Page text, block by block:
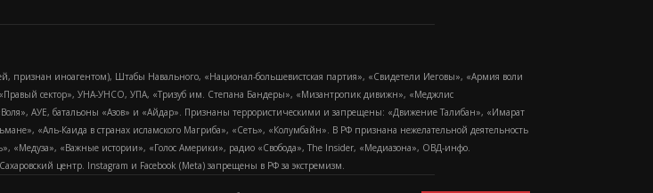
признан иноагентом), Штабы Навального, «Национал-большевистская партия», «Свидетели Иеговы», «Армия воли
сектор», УНА-УНСО, УПА, «Тризуб им. Степана Бандеры», «Мизантропик дивижн», «Меджлис
АУЕ, батальоны «Азов» и «Айдар». Признаны террористическими и запрещены: «Движение Талибан», «Имарат
«Аль-Каида в странах исламского Магриба», «Сеть», «Колумбайн». В РФ признана нежелательной деятельность
«Важные истории», «Голос Америки», радио «Свобода», The Insider, «Медиазона», ОВД-инфо.
центр. Instagram и Facebook (Metа) запрещены в РФ за экстремизм.